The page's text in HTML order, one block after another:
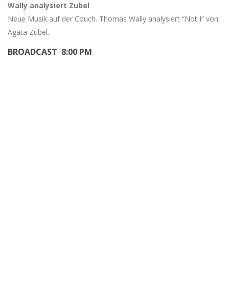
Wally analysiert Zubel
Neue Musik auf der Couch. Thomas Wally analysiert “Not I” von
Agata Zubel.
BROADCAST 8:00 PM